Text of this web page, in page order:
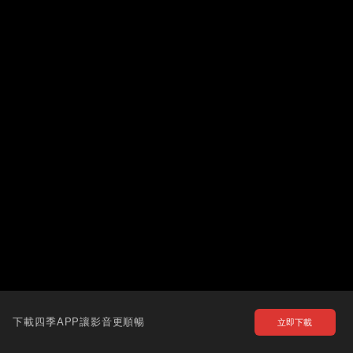
下載四季APP讓影音更順暢 立即下載